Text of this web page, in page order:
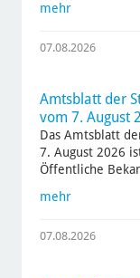
mehr
07.08.2026
Amtsblatt der
vom 7. August
Das Amtsblatt
7. August 2026
Öffentliche
mehr
07.08.2026